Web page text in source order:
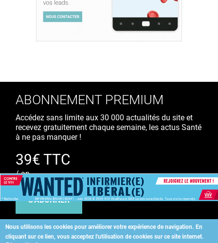
Nous utilisons les cookies pour améliorer votre expérience de navigation. En
cliquant sur ce lien, vous acceptez l'utilisation de cookies sur ce site internet.
ABONNEMENT PREMIUM
Accédez sans limite aux 30 000 actualités du site et
recevez gratuitement chaque semaine, les actus Santé
à ne pas manquer !
39€ TTC
/ an
S'ABONNER